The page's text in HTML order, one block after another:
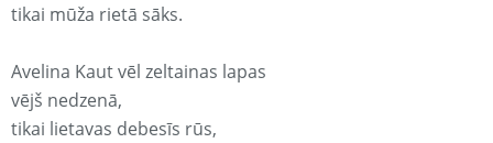
tikai mūža rietā sāks.
Avelina Kaut vēl zeltainas lapas
vējš nedzenā,
tikai lietavas debesīs rūs,